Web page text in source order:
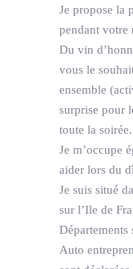
Je propose la
pendant votre
Du vin
vous le
ensemble
surprise pour
toute la soirée.
Je m’occupe
aider lors du
Je suis situé
sur l’Ile de
Départements
Auto